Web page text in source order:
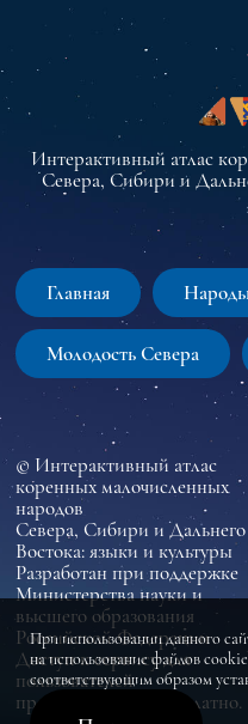
Интерактивный атлас
Севера, Сибири и
Главная
Молодость Севера
© Интерактивный атлас
коренных малочисленных
народов
Севера, Сибири и Дальнего
Востока: языки и культуры
Разработан при поддержке
Министерства науки и
высшего образования
Российской Федерации
Доступ к сервису для
пользователей
предоставляется бесплатно.
При использовании данного
на использование файлов
соответствующим образом